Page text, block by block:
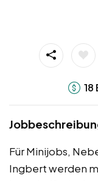
18
Für Minijobs,
Ingbert werden